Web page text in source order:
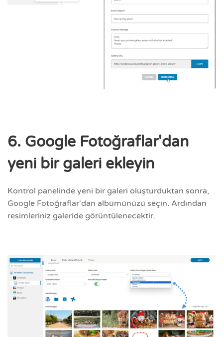
6. Google Fotoğraflar'dan
yeni bir galeri ekleyin
Kontrol panelinde yeni bir galeri oluşturduktan sonra,
Google Fotoğraflar'dan albümünüzü seçin. Ardından
resimleriniz galeride görüntülenecektir.